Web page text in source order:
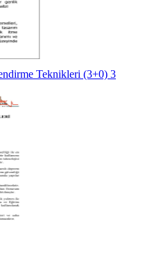
Teknikleri (3+0) 3